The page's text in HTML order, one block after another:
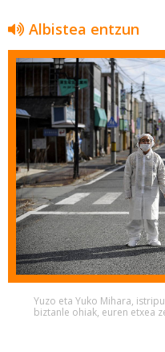
Albistea entzun
Yuzo eta Yuko Mihara,
biztanle ohiak, euren etxea